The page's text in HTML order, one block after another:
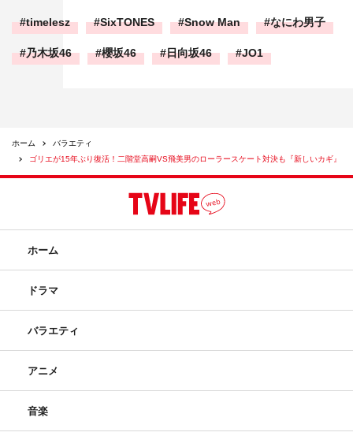
timelesz SixTONES Snow Man なにわ男子
乃木坂46 櫻坂46 日向坂46 JO1
ホーム
バラエティ
ゴリエが15年ぶり復活！二階堂高嗣VS飛美男のローラースケート対決も『新しいカギ』
ホーム
ドラマ
バラエティ
アニメ
音楽